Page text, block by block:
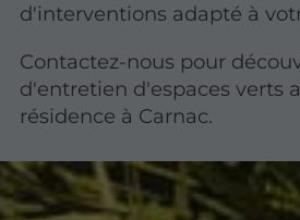
d'interventions adapté à
Contactez-nous pour
d'entretien d'espaces verts
résidence à Carnac.